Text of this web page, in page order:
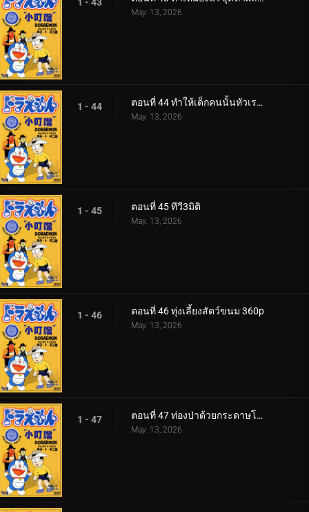
1 - 43
May. 13, 2026
1 - 44 ตอนที่ 44 ทำให้เด็กคนนั้นหัวเราะหน่อย
May. 13, 2026
1 - 45 ตอนที่ 45 ทีวี3มิติ
May. 13, 2026
1 - 46 ตอนที่ 46 ทุ่งเลี้ยงสัตว์ขนม 360p
May. 13, 2026
1 - 47 ตอนที่ 47 ท่องป่าด้วยกระดาษโอริงามิ
May. 13, 2026